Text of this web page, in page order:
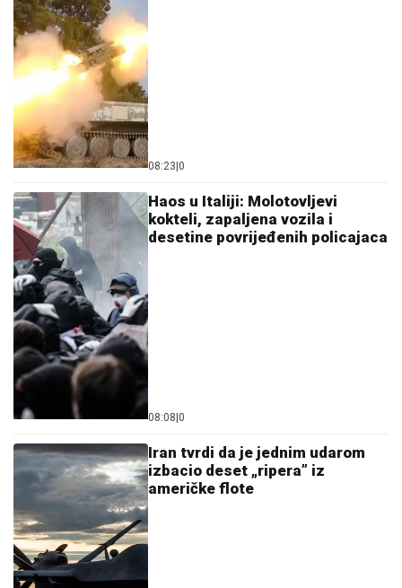
08:23|0
Haos u Italiji: Molotovljevi
kokteli, zapaljena vozila i
desetine povrijeđenih policajaca
08:08|0
Iran tvrdi da je jednim udarom
izbacio deset „ripera” iz
američke flote